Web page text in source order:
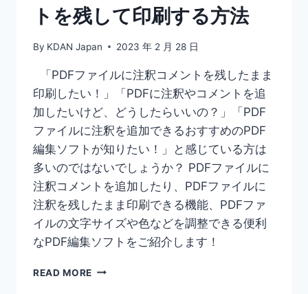
トを残して印刷する方法
By KDAN Japan 2023 年 2 月 28 日
「PDFファイルに注釈コメントを残したまま
印刷したい！」「PDFに注釈やコメントを追
加したいけど、どうしたらいいの？」「PDF
ファイルに注釈を追加できるおすすめのPDF
編集ソフトが知りたい！」と感じている方は
多いのではないでしょうか？ PDFファイルに
注釈コメントを追加したり、PDFファイルに
注釈を残したまま印刷できる機能、PDFファ
イルの文字サイズや色などを調整できる便利
なPDF編集ソフトをご紹介します！
READ MORE 【無